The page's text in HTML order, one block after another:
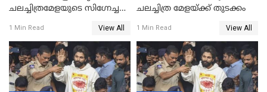
ചലച്ചിത്രമേളയുടെ സിഗ്നേച്ചർ
1 Min Read View All
ചലച്ചിത്ര മേളയ്‌ക്ക് തുടക്കം
1 Min Read View All